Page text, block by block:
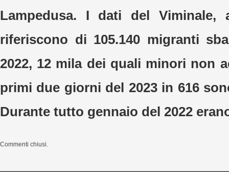
Lampedusa. I dati del Viminale,
riferiscono di 105.140 migranti
2022, 12 mila dei quali minori non
primi due giorni del 2023 in 616
Durante tutto gennaio del 2022
Commenti chiusi.